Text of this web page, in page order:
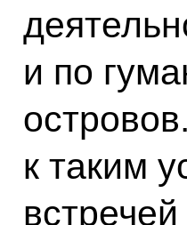
и по
к таким